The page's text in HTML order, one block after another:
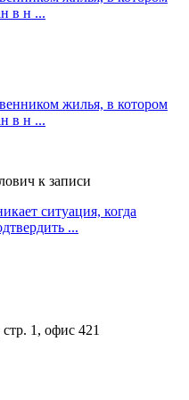
в н ...
жилья, в котором
в н ...
к записи
ситуация, когда
...
1, офис 421